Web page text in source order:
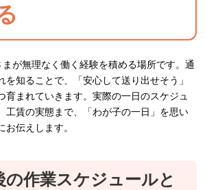
が無理なく働く経験を積める場所です。通
を知ることで、「安心して送り出せそう」
育まれていきます。実際の一日のスケジュ
工賃の実態まで、「わが子の一日」を思い
伝えします。
の作業スケジュールと